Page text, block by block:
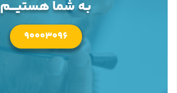
بـه شما هستیــــم
90003096